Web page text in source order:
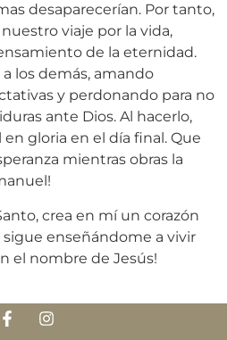
desaparecerían. Por tanto,
viaje por la vida,
de la eternidad.
los demás, amando
y perdonando para no
ante Dios. Al hacerlo,
gloria en el día final. Que
mientras obras la
crea en mí un corazón
enseñándome a vivir
el nombre de Jesús!